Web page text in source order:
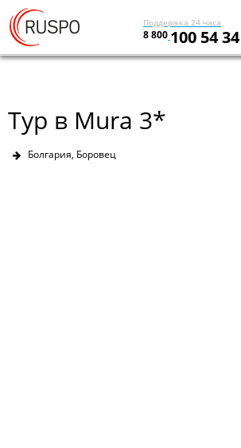
Поддержка 24 часа
8 800 100 54 34
Тур в Mura 3*
Болгария, Боровец